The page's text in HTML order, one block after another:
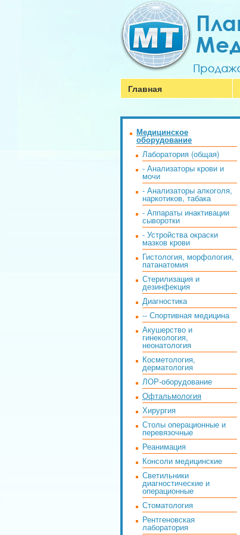
Главная
Медицинское
оборудование
Лаборатория (общая)
- Анализаторы крови и
мочи
- Анализаторы алкоголя,
наркотиков, табака
- Аппараты инактивации
сыворотки
- Устройства окраски
мазков крови
Гистология, морфология,
патанатомия
Стерилизация и
дезинфекция
Диагностика
-- Спортивная медицина
Акушерство и
гинекология,
неонатология
Косметология,
дерматология
ЛОР-оборудование
Офтальмология
Хирургия
Столы операционные и
перевязочные
Реанимация
Консоли медицинские
Светильники
диагностические и
операционные
Стоматология
Рентгеновская
лаборатория